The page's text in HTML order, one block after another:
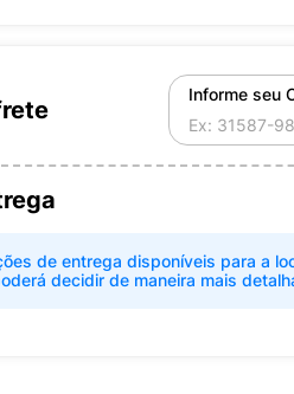
Informe seu
de entrega disponíveis para a
decidir de maneira mais